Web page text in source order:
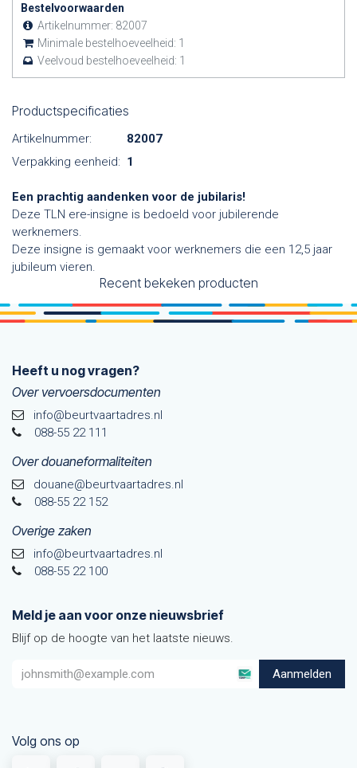
Bestelvoorwaarden
Artikelnummer: 82007
Minimale bestelhoeveelheid: 1
Veelvoud bestelhoeveelheid: 1
Productspecificaties
Artikelnummer:
82007
Verpakking eenheid: 1
Een prachtig aandenken voor de jubilaris!
Deze TLN ere-insigne is bedoeld voor jubilerende
werknemers.
Deze insigne is gemaakt voor werknemers die een 12,5 jaar
jubileum vieren.
Recent bekeken producten
Heeft u nog vragen?
Over vervoersdocumenten
info@beurtvaartadres.nl
088-55 22 111
Over douaneformaliteiten
douane@beurtvaarta​dres.nl
088-55 22 152
Overige zaken
info@beurtvaartadres.nl
088-55 22 100
Meld je aan voor onze nieuwsbrief
Blijf op de hoogte van het laatste nieuws.
Aanmelden
Volg ons op